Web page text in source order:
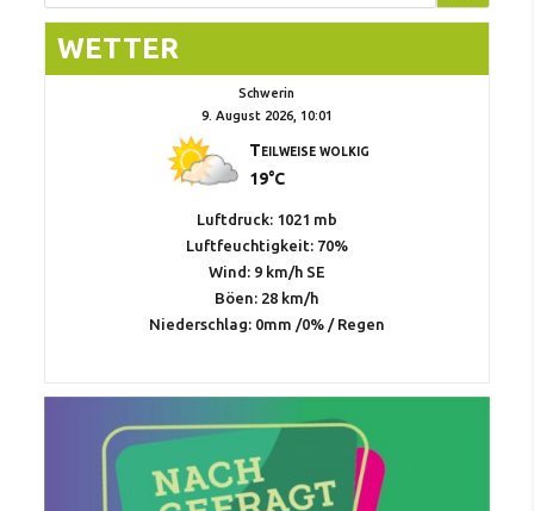
WETTER
Schwerin
9. August 2026, 10:01
Teilweise wolkig
19°C
Luftdruck: 1021 mb
Luftfeuchtigkeit: 70%
Wind: 9 km/h SE
Böen: 28 km/h
Niederschlag: 0mm /0%/ Regen